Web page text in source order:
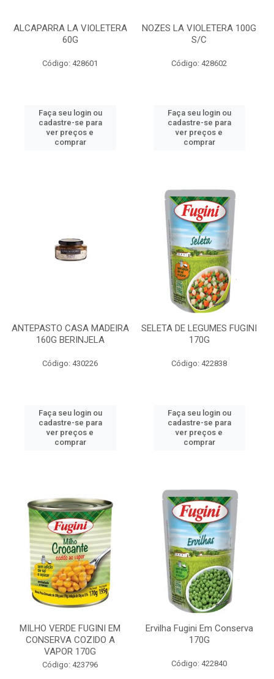
ALCAPARRA LA VIOLETERA
60G
Código: 428601
Faça seu login ou
cadastre-se para
ver preços e
comprar
NOZES LA VIOLETERA 100G
S/C
Código: 428602
Faça seu login ou
cadastre-se para
ver preços e
comprar
ANTEPASTO CASA MADEIRA
160G BERINJELA
Código: 430226
Faça seu login ou
cadastre-se para
ver preços e
comprar
SELETA DE LEGUMES FUGINI
170G
Código: 422838
Faça seu login ou
cadastre-se para
ver preços e
comprar
MILHO VERDE FUGINI EM
CONSERVA COZIDO A
VAPOR 170G
Código: 423796
Ervilha Fugini Em Conserva
170G
Código: 422840